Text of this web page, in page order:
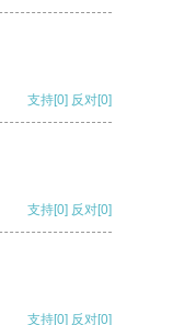
支持[0] 反对[0]
支持[0] 反对[0]
支持[0] 反对[0]